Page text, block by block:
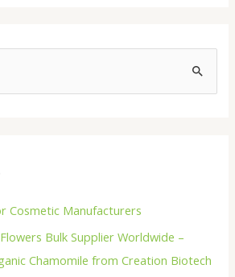
Cosmetic Manufacturers
Bulk Supplier Worldwide –
Chamomile from Creation Biotech